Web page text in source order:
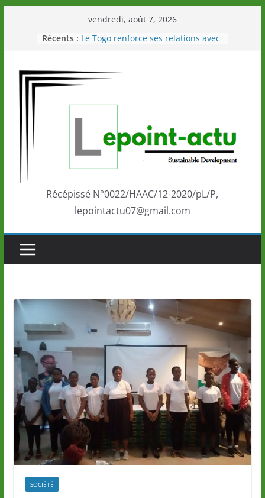
vendredi, août 7, 2026
Récents : Le Togo renforce ses relations avec
Éléphants en Côte d’Ivoire
LOTO DETENTE”, un nouveau tirage
marque de confiance au Togo sur
la scène internationale au-delà des
performances de ses athlètes
Togo: Que retenir de la politique
éducation et de l’ambition de
Récépissé N°0022/HAAC/12-2020/pL/P,
lepointactu07@gmail.com
SOCIÉTÉ